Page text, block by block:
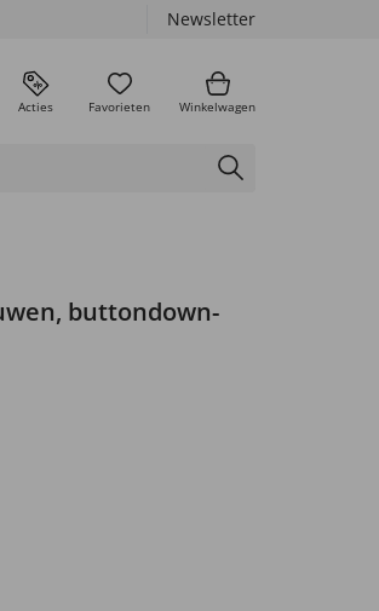
Newsletter
Acties Favorieten Winkelwagen
buttondown-